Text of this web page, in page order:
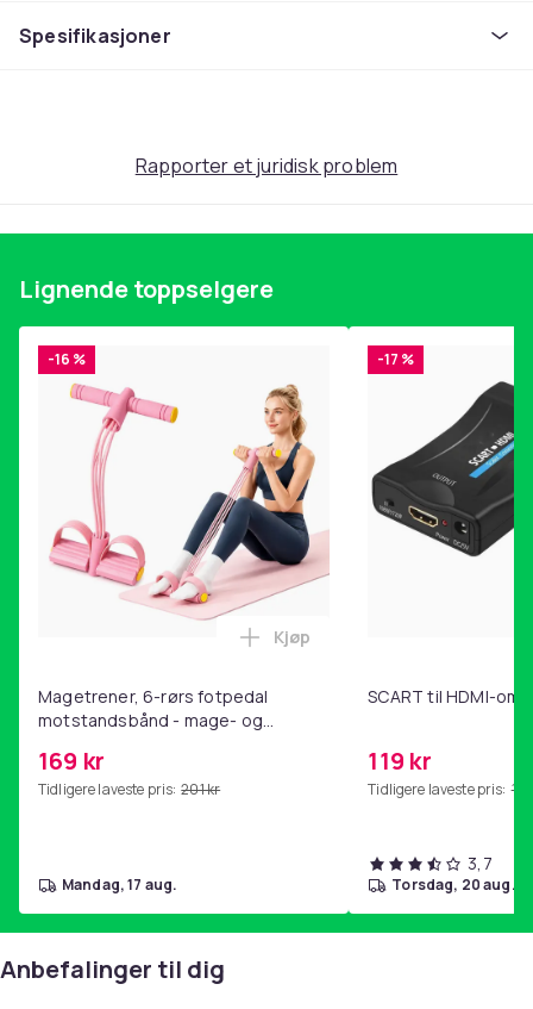
Artikkel nr.
Spesifikasjoner
Rapporter et juridisk problem
Lignende toppselgere
-16 %
Magetrener, 6-rørs fotpedal
motstandsbånd - mage- og
hjemmegymnastikk Pink
169 kr
Tidligere laveste pris: 201 kr
Legg Magetrener, 6-rørs
Kjøp
mandag, 17 aug.
-17 %
SCART til HDMI-
119 kr
Tidligere laveste pris:
3,7
torsdag, 20 aug.
Anbefalinger til dig